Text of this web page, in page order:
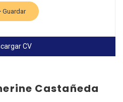
Guardar
CV
Castañeda